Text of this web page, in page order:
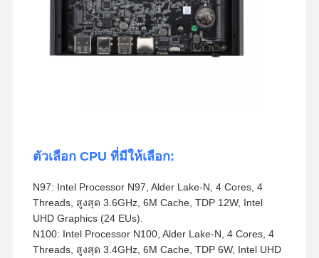
ตัวเลือก CPU ที่มีให้เลือก:
N97: Intel Processor N97, Alder Lake-N, 4 Cores, 4
Threads, สูงสุด 3.6GHz, 6M Cache, TDP 12W, Intel
UHD Graphics (24 EUs).
N100: Intel Processor N100, Alder Lake-N, 4 Cores, 4
Threads, สูงสุด 3.4GHz, 6M Cache, TDP 6W, Intel UHD